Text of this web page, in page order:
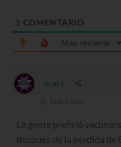
1 COMENTARIO
Más reciente
mary
La gente prefirió
después de la perdida